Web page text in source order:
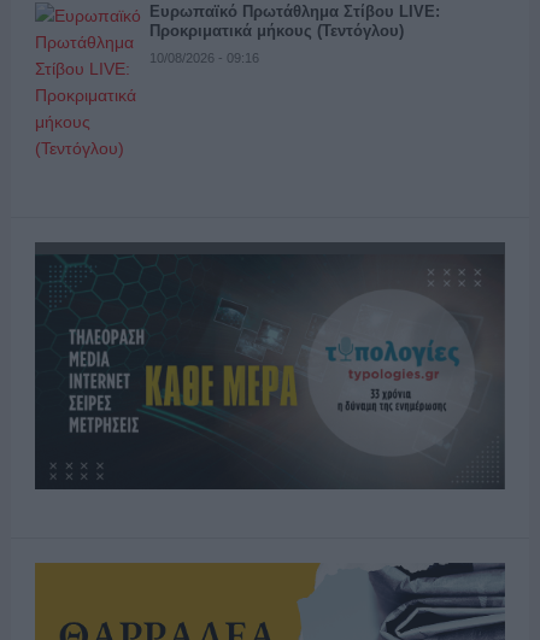
Ευρωπαϊκό Πρωτάθλημα Στίβου LIVE:
Προκριματικά μήκους (Τεντόγλου)
10/08/2026 - 09:16